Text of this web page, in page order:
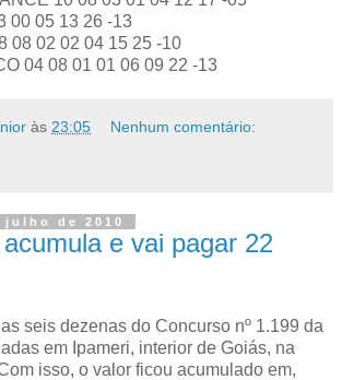
00 05 13 26 -13
08 02 02 04 15 25 -10
04 08 01 01 06 09 22 -13
às 23:05 Nenhum comentário:
de 2010
e vai pagar 22
seis dezenas do Concurso nº 1.199 da
em Ipameri, interior de Goiás, na
isso, o valor ficou acumulado em,